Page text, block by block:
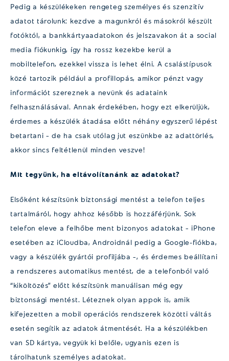
Pedig a készülékeken rengeteg személyes és szenzitív
adatot tárolunk: kezdve a magunkról és másokról készült
fotóktól, a bankkártyaadatokon és jelszavakon át a social
media fiókunkig, így ha rossz kezekbe kerül a
mobiltelefon, ezekkel vissza is lehet élni. A csalástípusok
közé tartozik például a profillopás, amikor pénzt vagy
információt szereznek a nevünk és adataink
felhasználásával. Annak érdekében, hogy ezt elkerüljük,
érdemes a készülék átadása előtt néhány egyszerű lépést
betartani – de ha csak utólag jut eszünkbe az adattörlés,
akkor sincs feltétlenül minden veszve!
Mit tegyünk, ha eltávolítanánk az adatokat?
Elsőként készítsünk biztonsági mentést a telefon teljes
tartalmáról, hogy ahhoz később is hozzáférjünk. Sok
telefon eleve a felhőbe ment bizonyos adatokat – iPhone
esetében az iCloudba, Androidnál pedig a Google-fiókba,
vagy a készülék gyártói profiljába –, és érdemes beállítani
a rendszeres automatikus mentést, de a telefonból való
“kiköltözés” előtt készítsünk manuálisan még egy
biztonsági mentést. Léteznek olyan appok is, amik
kifejezetten a mobil operációs rendszerek közötti váltás
esetén segítik az adatok átmentését. Ha a készülékben
van SD kártya, vegyük ki belőle, ugyanis ezen is
tárolhatunk személyes adatokat.